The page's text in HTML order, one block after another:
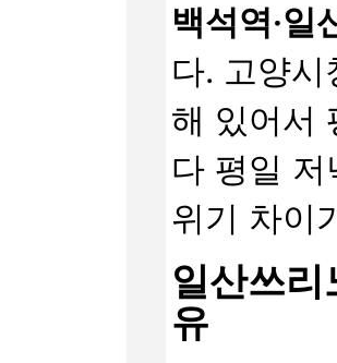
백석역·일
다. 고양
해 있어서
다 평일
위기 차이
일산쓰리
유